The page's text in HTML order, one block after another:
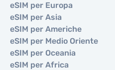
eSIM per Europa
eSIM per Asia
eSIM per Americhe
eSIM per Medio Oriente
eSIM per Oceania
eSIM per Africa